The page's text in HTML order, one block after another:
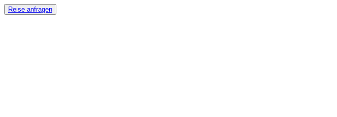
Reise anfragen